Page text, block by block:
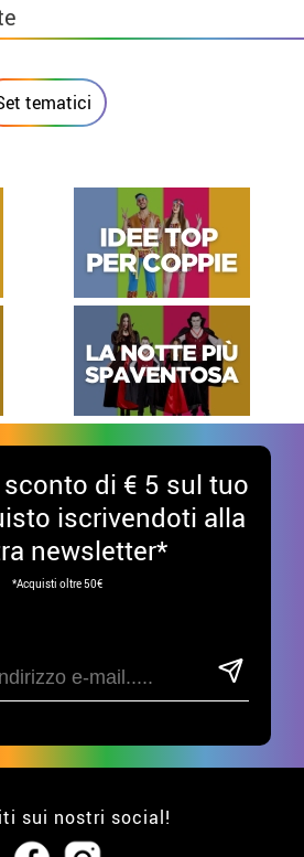
tematici
di € 5 sul tuo
iscrivendoti alla
newsletter*
*Acquisti oltre 50€
sui nostri social!